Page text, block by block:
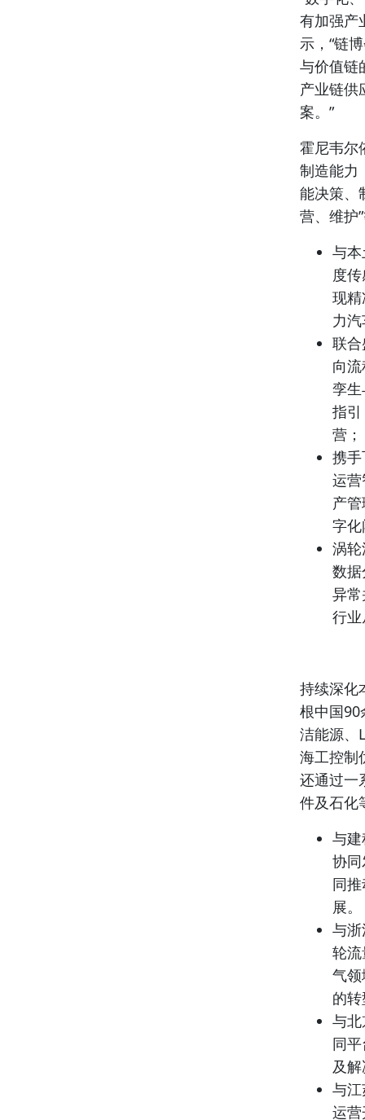
有加强产
示，“链
与价值链
产业链供
案。”
霍尼韦尔
制造能力
能决策、
营、维护
与
度
现
力
联
向
孪
指引
营；
携
运
产
字
涡
数
异
行
持续深化
根中国90
洁能源、
海工控制
还通过一
件及石化
与
协
同
展。
与
轮
气
的
与
同
及
与
运